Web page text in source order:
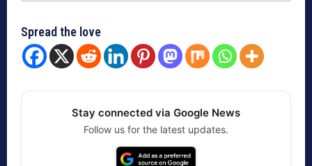
Spread the love
Stay connected via Google News
Follow us for the latest updates.